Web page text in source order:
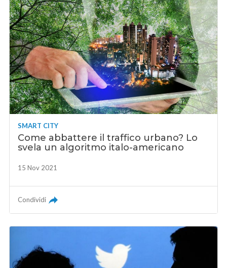
SMART CITY
Come abbattere il traffico urbano? Lo
svela un algoritmo italo-americano
15 Nov 2021
Condividi